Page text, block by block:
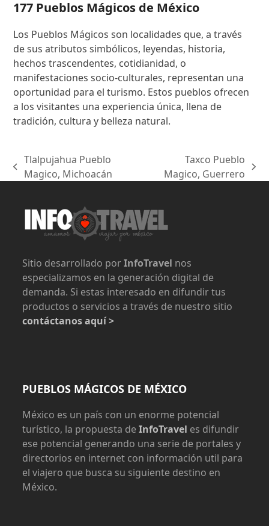
177 Pueblos Mágicos de México
Los Pueblos Mágicos son localidades que, a través
de sus atributos simbólicos, leyendas, historia,
hechos trascendentes, cotidianidad, o
manifestaciones socio-culturales, representan una
oportunidad para el turismo. Estos pueblos ofrecen
a los visitantes una experiencia única, llena de
tradición, cultura y belleza natural.
previous
Tlalpujahua Pueblo
Magico, Michoacán
next
Taxco Pueblo
Magico, Guerrero
Sitio desarrollado porInfoTravel nos
especializamos en la generación digital de
demanda. Si estas interesado en difundir tus
productos o servicios a través de nuestro sitio
contáctanos aquí >
PUEBLOS MÁGICOS DE MÉXICO
México es un país con un enorme potencial
turístico, la propuesta deInfoTravel es difundir
ese potencial generando una serie de portales y
directorios en internet con información util para
el viajero que busca su siguiente destino en
México.